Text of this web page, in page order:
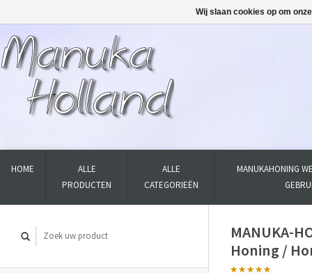
HOME
ALLE
PRODUCTEN
ALLE
CATEGORIEËN
MANUKAHONING
MANUKA-
Honing /
Wij slaan cookies op om